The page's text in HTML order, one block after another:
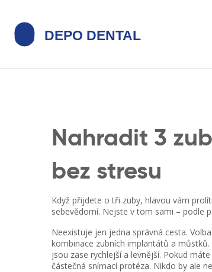
Nahradit 3
bez stresu
Když přijdete o tři zuby, hlavou vám
sebevědomí. Nejste v tom sami – podle
Neexistuje jen jedna správná cesta.
kombinace zubních implantátů a
jsou zase rychlejší a levnější. Pokud
částečná snímací protéza. Nikdo by ale